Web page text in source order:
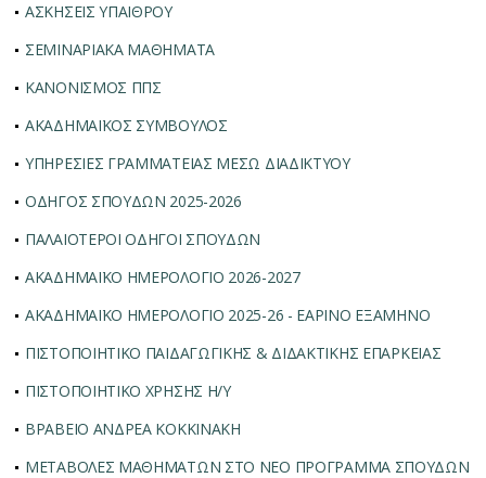
ΑΣΚΗΣΕΙΣ ΥΠΑΙΘΡΟΥ
ΣΕΜΙΝΑΡΙΑΚΑ ΜΑΘΗΜΑΤΑ
ΚΑΝΟΝΙΣΜΟΣ ΠΠΣ
ΑΚΑΔΗΜΑΪΚΟΣ ΣΥΜΒΟΥΛΟΣ
ΥΠΗΡΕΣΙΕΣ ΓΡΑΜΜΑΤΕΙΑΣ ΜΕΣΩ ΔΙΑΔΙΚΤΥΟΥ
ΟΔΗΓΟΣ ΣΠΟΥΔΩΝ 2025-2026
ΠΑΛΑΙΟΤΕΡΟΙ ΟΔΗΓΟΙ ΣΠΟΥΔΩΝ
ΑΚΑΔΗΜΑΪΚΟ ΗΜΕΡΟΛΟΓΙΟ 2026-2027
ΑΚΑΔΗΜΑΪΚΟ ΗΜΕΡΟΛΟΓΙΟ 2025-26 - ΕΑΡΙΝΟ ΕΞΑΜΗΝΟ
ΠΙΣΤΟΠΟΙΗΤΙΚΟ ΠΑΙΔΑΓΩΓΙΚΗΣ & ΔΙΔΑΚΤΙΚΗΣ ΕΠΑΡΚΕΙΑΣ
ΠΙΣΤΟΠΟΙΗΤΙΚΟ ΧΡΗΣΗΣ Η/Υ
ΒΡΑΒΕΙΟ ΑΝΔΡΕΑ ΚΟΚΚΙΝΑΚΗ
ΜΕΤΑΒΟΛΕΣ ΜΑΘΗΜΑΤΩΝ ΣΤΟ ΝΕΟ ΠΡΟΓΡΑΜΜΑ ΣΠΟΥΔΩΝ